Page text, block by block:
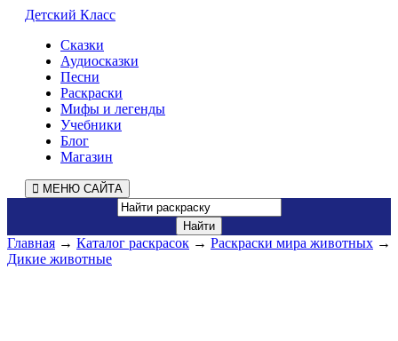
Детский Класс
Сказки
Аудиосказки
Песни
Раскраски
Мифы и легенды
Учебники
Блог
Магазин
МЕНЮ САЙТА
Главная → Каталог раскрасок → Раскраски мира животных →
Дикие животные